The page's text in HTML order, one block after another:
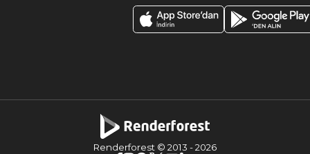
Renderforest © 2013 -2026